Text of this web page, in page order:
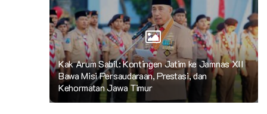
Kak Arum Sabil: Kontingen Jatim ke Jamnas XII
Bawa Misi Persaudaraan, Prestasi, dan
Kehormatan Jawa Timur